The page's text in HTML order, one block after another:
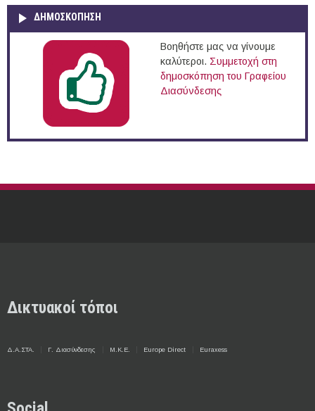
ΔΗΜΟΣΚΌΠΗΣΗ
Βοηθήστε μας να γίνουμε
καλύτεροι. Συμμετοχή στη
δημοσκόπηση του Γραφείου
Διασύνδεσης
Δικτυακοί τόποι
Δ.Α.ΣΤΑ. Γ. Διασύνδεσης Μ.Κ.Ε. Europe Direct Euraxess